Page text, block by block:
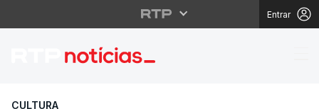
Entrar
Museu Soares dos
CULTURA